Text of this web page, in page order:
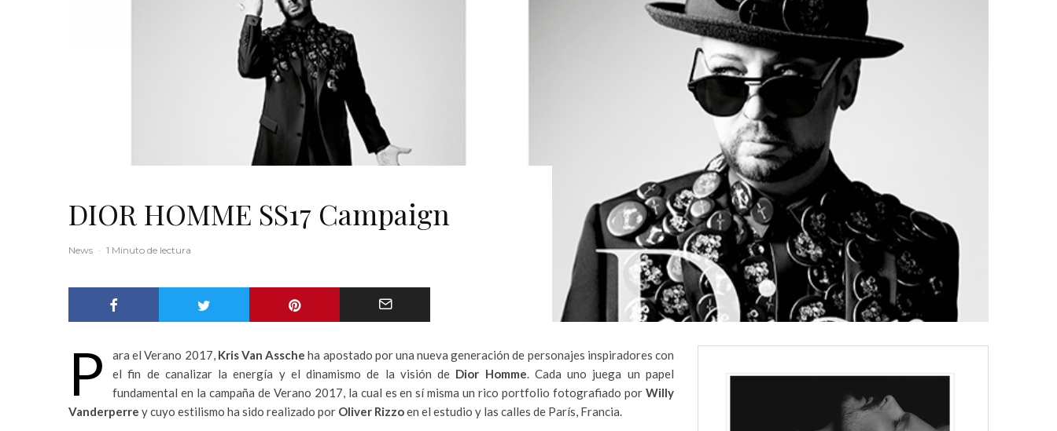
DIOR HOMME SS17 Campaign
News · 1 Minuto de lectura
P ara el Verano 2017, Kris Van Assche ha apostado por una nueva generación de personajes inspiradores con
el fin de canalizar la energía y el dinamismo de la visión de Dior Homme. Cada uno juega un papel
fundamental en la campaña de Verano 2017, la cual es en sí misma un rico portfolio fotografiado por Willy
Vanderperre y cuyo estilismo ha sido realizado por Oliver Rizzoen el estudio y las calles de París, Francia.